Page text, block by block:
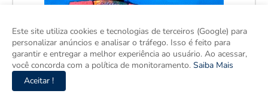
Este site utiliza cookies e tecnologias de terceiros (Google) para
personalizar anúncios e analisar o tráfego. Isso é feito para
garantir e entregar a melhor experiência ao usuário. Ao acessar,
você concorda com a política de monitoramento. Saiba Mais
Aceitar !